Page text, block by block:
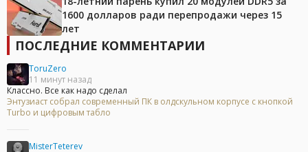
1600 долларов ради перепродажи через 15
лет
ПОСЛЕДНИЕ КОММЕНТАРИИ
ToruZero
11 минут назад
Классно. Все как надо сделал
Энтузиаст собрал современный ПК в олдскульном корпусе с кнопкой
Turbo и цифровым табло
MisterTeterev